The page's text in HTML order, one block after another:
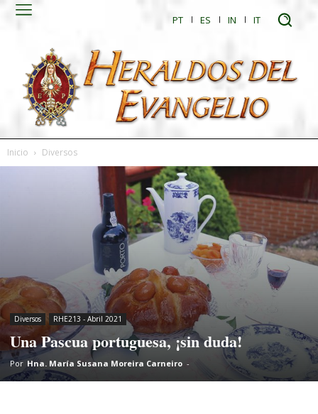
PT ES IN IT
Inicio Diversos
Diversos RHE213 - Abril 2021
Una Pascua portuguesa, ¡sin duda!
Por Hna. María Susana Moreira Carneiro -